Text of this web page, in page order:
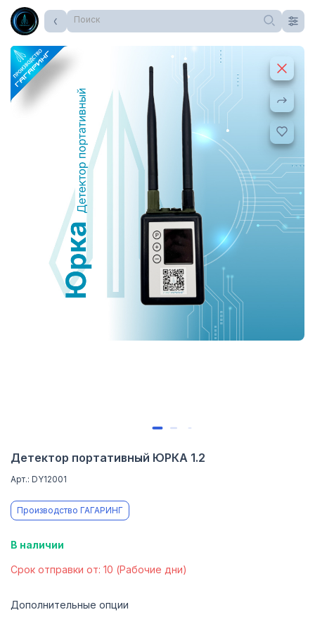
Поиск
Детектор портативный ЮРКА 1.2
Арт.: DY12001
Производство ГАГАРИНГ
В наличии
Cрок отправки от: 10 (Рабочие дни)
Дополнительные опции